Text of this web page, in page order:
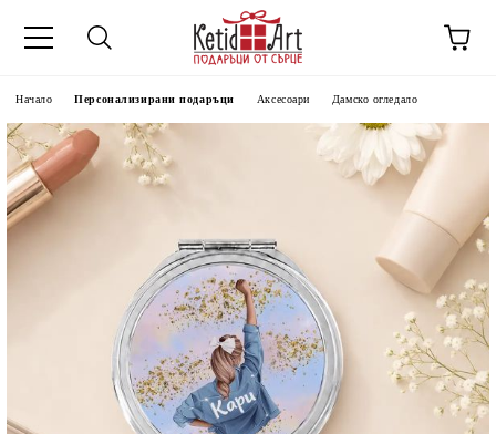
Начало Персонализирани подаръци Аксесоари Дамско огледало